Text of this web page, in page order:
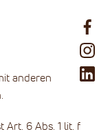
anderen
6 Abs. 1 lit. f